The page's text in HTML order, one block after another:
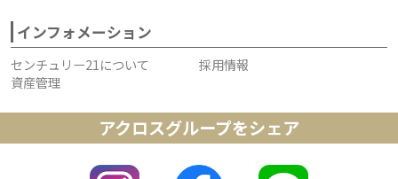
インフォメーション
センチュリー21について
採用情報
資産管理
アクロスグループをシェア